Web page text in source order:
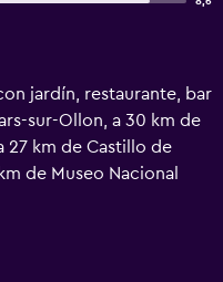
jardín, restaurante, bar
sur-Ollon, a 30 km de
27 km de Castillo de
de Museo Nacional
Alimentarium, y
guardaesquíes. El